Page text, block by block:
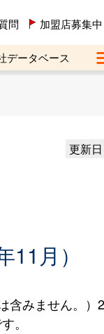
問 加盟店募集中
データベース
更新日
月）
含みません。）
。